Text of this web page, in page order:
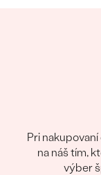
Pri
na náš tím,
výber